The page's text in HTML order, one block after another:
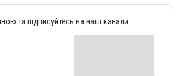
та підписуйтесь на наші канали